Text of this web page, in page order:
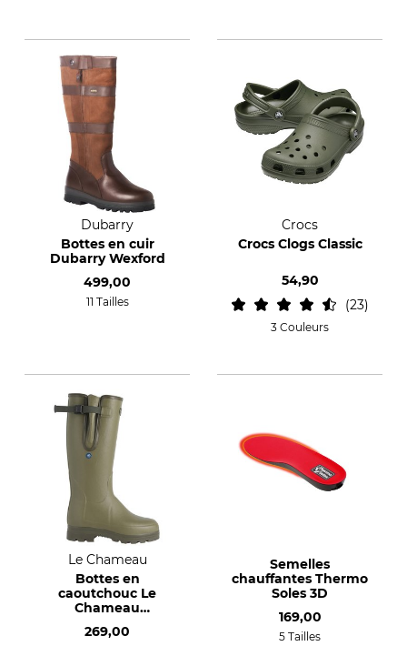
Dubarry
Bottes en cuir
Dubarry Wexford
499,00
11 Tailles
Crocs
Crocs Clogs Classic
54,90
23
3 Couleurs
Le Chameau
Bottes en
caoutchouc Le
Chameau
269,00
Semelles
chauffantes Thermo
Soles 3D
169,00
5 Tailles